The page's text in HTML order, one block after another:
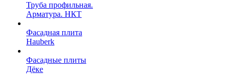
Труба профильная.
Арматура. НКТ
Фасадная плита
Hauberk
Фасадные плиты
Дёке